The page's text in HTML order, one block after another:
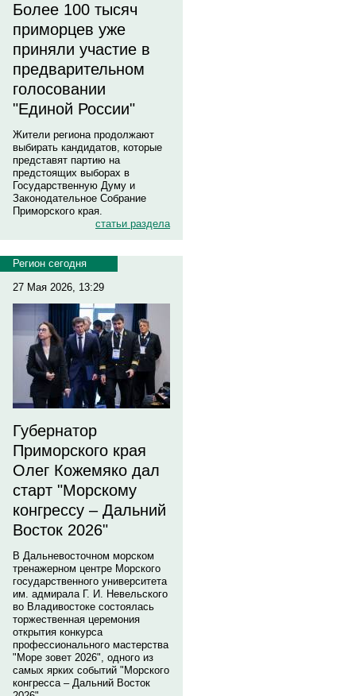
Более 100 тысяч
приморцев уже
приняли участие в
предварительном
голосовании
"Единой России"
Жители региона продолжают
выбирать кандидатов, которые
представят партию на
предстоящих выборах в
Государственную Думу и
Законодательное Собрание
Приморского края.
статьи раздела
Регион сегодня
27 Мая 2026, 13:29
Губернатор
Приморского края
Олег Кожемяко дал
старт "Морскому
конгрессу – Дальний
Восток 2026"
В Дальневосточном морском
тренажерном центре Морского
государственного университета
им. адмирала Г. И. Невельского
во Владивостоке состоялась
торжественная церемония
открытия конкурса
профессионального мастерства
"Море зовет 2026", одного из
самых ярких событий "Морского
конгресса – Дальний Восток